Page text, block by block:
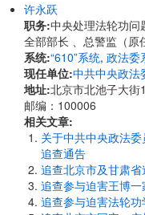
许永跃
职务:中央处理法轮功问
全部部长 、总警监（原
系统:“610”系统, 政法委
现任单位:中共中央政法
地址:北京市北池子大
邮编：100006
相关文章:
关于中共中央政法
追查通告
追查北京市及甘肃
追查参与迫害王博一
追查参与迫害法轮功